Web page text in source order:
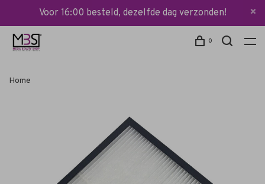
Voor 16:00 besteld, dezelfde dag verzonden!
0
Home